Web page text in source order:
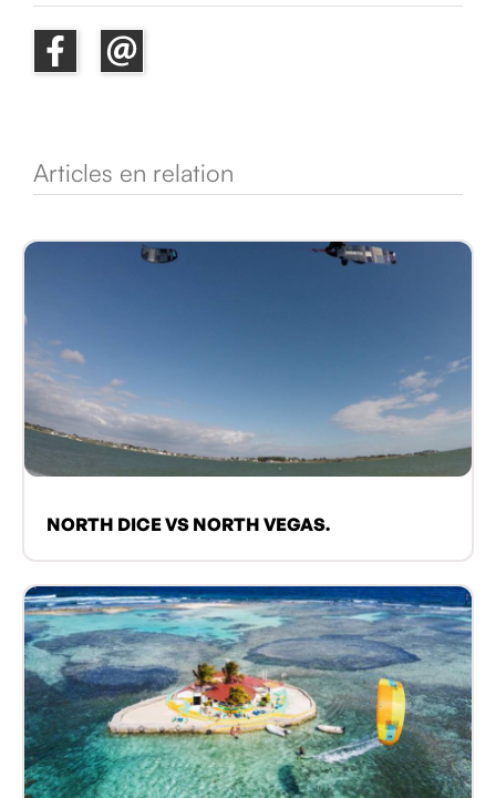
Articles en relation
NORTH DICE VS NORTH VEGAS.